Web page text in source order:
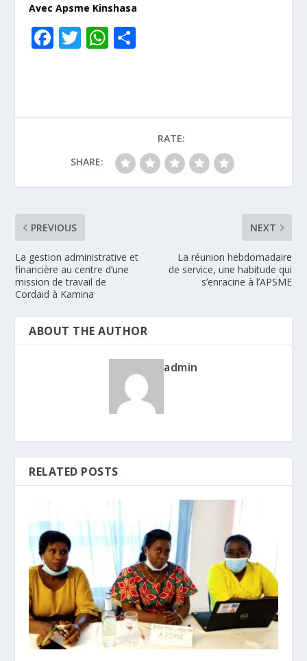
Avec Apsme Kinshasa
F
o
T W
A
p
p
er
SHARE:
RATE:
PREVIOUS
La gestion administrative et
financière au centre d’une
mission de travail de
Cordaid à Kamina
NEXT
La réunion hebdomadaire
de service, une habitude qui
s’enracine à l’APSME
ABOUT THE AUTHOR
admin
RELATED POSTS